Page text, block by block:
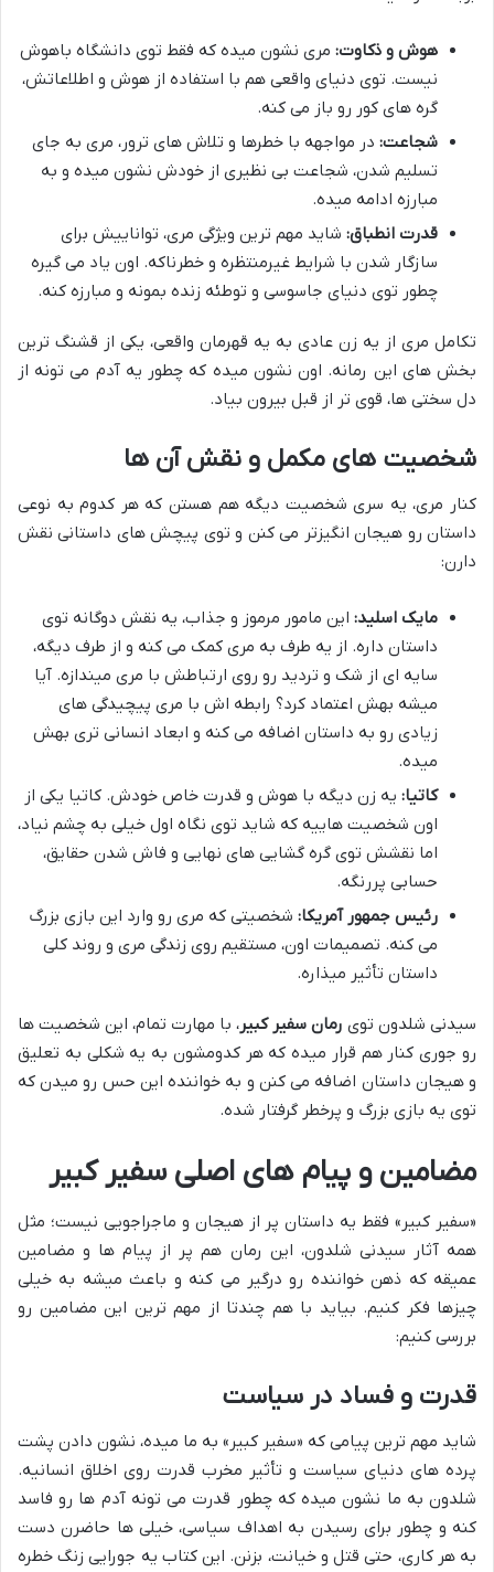
هوش و ذکاوت: مری نشون میده که فقط توی دانشگاه باهوش
نیست. توی دنیای واقعی هم با استفاده از هوش و اطلاعاتش،
گره های کور رو باز می کنه.
شجاعت: در مواجهه با خطرها و تلاش های ترور، مری به جای
تسلیم شدن، شجاعت بی نظیری از خودش نشون میده و به
مبارزه ادامه میده.
قدرت انطباق: شاید مهم ترین ویژگی مری، تواناییش برای
سازگار شدن با شرایط غیرمنتظره و خطرناکه. اون یاد می گیره
چطور توی دنیای جاسوسی و توطئه زنده بمونه و مبارزه کنه.
تکامل مری از یه زن عادی به یه قهرمان واقعی، یکی از قشنگ ترین
بخش های این رمانه. اون نشون میده که چطور یه آدم می تونه از
دل سختی ها، قوی تر از قبل بیرون بیاد.
شخصیت های مکمل و نقش آن ها
کنار مری، یه سری شخصیت دیگه هم هستن که هر کدوم به نوعی
داستان رو هیجان انگیزتر می کنن و توی پیچش های داستانی نقش
دارن:
مایک اسلید: این مامور مرموز و جذاب، یه نقش دوگانه توی
داستان داره. از یه طرف به مری کمک می کنه و از طرف دیگه،
سایه ای از شک و تردید رو روی ارتباطش با مری میندازه. آیا
میشه بهش اعتماد کرد؟ رابطه اش با مری پیچیدگی های
زیادی رو به داستان اضافه می کنه و ابعاد انسانی تری بهش
میده.
کاتیا: یه زن دیگه با هوش و قدرت خاص خودش. کاتیا یکی از
اون شخصیت هاییه که شاید توی نگاه اول خیلی به چشم نیاد،
اما نقشش توی گره گشایی های نهایی و فاش شدن حقایق،
حسابی پررنگه.
رئیس جمهور آمریکا: شخصیتی که مری رو وارد این بازی بزرگ
می کنه. تصمیمات اون، مستقیم روی زندگی مری و روند کلی
داستان تأثیر میذاره.
سیدنی شلدون توی رمان سفیر کبیر، با مهارت تمام، این شخصیت ها
رو جوری کنار هم قرار میده که هر کدومشون به یه شکلی به تعلیق
و هیجان داستان اضافه می کنن و به خواننده این حس رو میدن که
توی یه بازی بزرگ و پرخطر گرفتار شده.
مضامین و پیام های اصلی سفیر کبیر
«سفیر کبیر» فقط یه داستان پر از هیجان و ماجراجویی نیست؛ مثل
همه آثار سیدنی شلدون، این رمان هم پر از پیام ها و مضامین
عمیقه که ذهن خواننده رو درگیر می کنه و باعث میشه به خیلی
چیزها فکر کنیم. بیاید با هم چندتا از مهم ترین این مضامین رو
بررسی کنیم:
قدرت و فساد در سیاست
شاید مهم ترین پیامی که «سفیر کبیر» به ما میده، نشون دادن پشت
پرده های دنیای سیاست و تأثیر مخرب قدرت روی اخلاق انسانیه.
شلدون به ما نشون میده که چطور قدرت می تونه آدم ها رو فاسد
کنه و چطور برای رسیدن به اهداف سیاسی، خیلی ها حاضرن دست
به هر کاری، حتی قتل و خیانت، بزنن. این کتاب یه جورایی زنگ خطره